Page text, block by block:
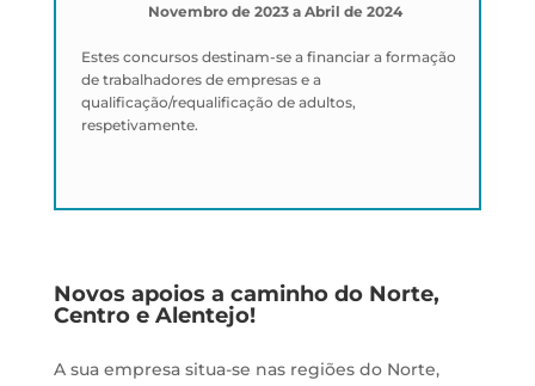
Novembro de 2023 a Abril de 2024
Estes concursos destinam-se a financiar a formação
de trabalhadores de empresas e a
qualificação/requalificação de adultos,
respetivamente.
Novos apoios a caminho do Norte,
Centro e Alentejo!
A sua empresa situa-se nas regiões do Norte,